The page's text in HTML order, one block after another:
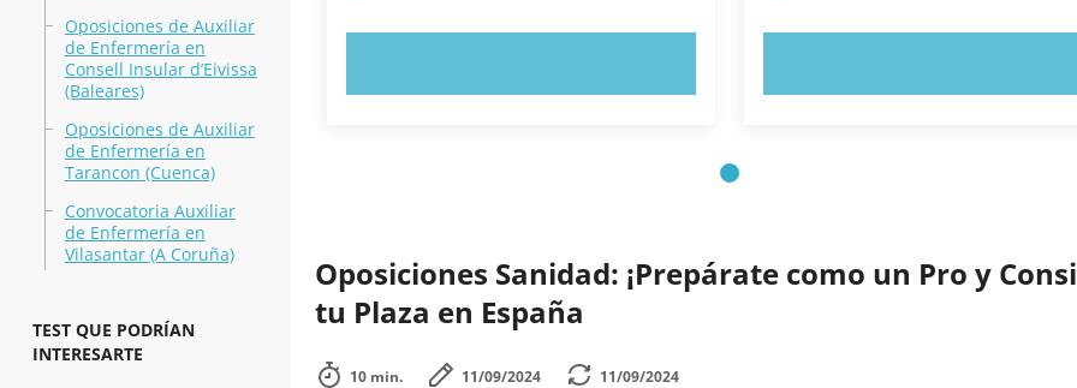
Oposiciones de Auxiliar
de Enfermería en
Consell Insular d’Eivissa
(Baleares)
Oposiciones de Auxiliar
de Enfermería en
Tarancon (Cuenca)
Convocatoria Auxiliar
de Enfermería en
Vilasantar (A Coruña)
TEST QUE PODRÍAN
INTERESARTE
Oposiciones Sanidad: ¡Prepárate como un Pro y
tu Plaza en España
10 min. 11/09/2024 11/09/2024